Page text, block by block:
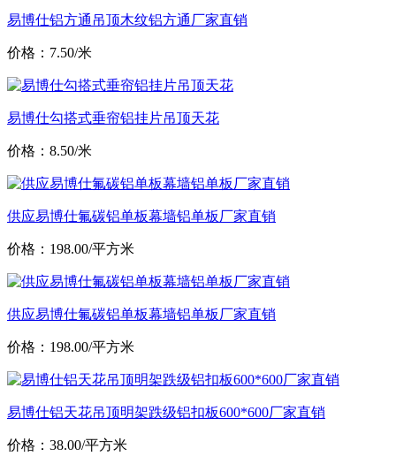
易博仕铝方通吊顶木纹铝方通厂家直销
价格：7.50/米
易博仕勾搭式垂帘铝挂片吊顶天花
价格：8.50/米
供应易博仕氟碳铝单板幕墙铝单板厂家直销
价格：198.00/平方米
供应易博仕氟碳铝单板幕墙铝单板厂家直销
价格：198.00/平方米
易博仕铝天花吊顶明架跌级铝扣板600*600厂家直销
价格：38.00/平方米